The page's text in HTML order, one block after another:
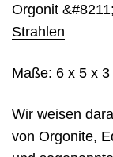
Orgonit
Strahlen
Maße: 6 x 5 x 3
Wir weisen
von Orgonite,